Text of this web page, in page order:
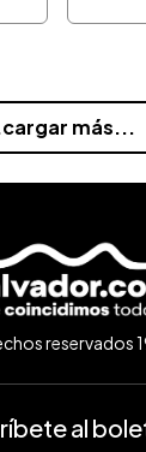
más...
reservados
al